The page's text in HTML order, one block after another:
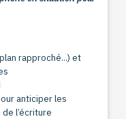
rapproché...) et
anticiper les
l’écriture